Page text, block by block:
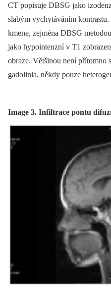
CT popisuje DBSG jako
slabým vychytáváním
kmene, zejména DBSG
jako hypointenzní v T1
obraze. Většinou není
gadolinia, někdy pouze
Image 3. Infiltrace pontu